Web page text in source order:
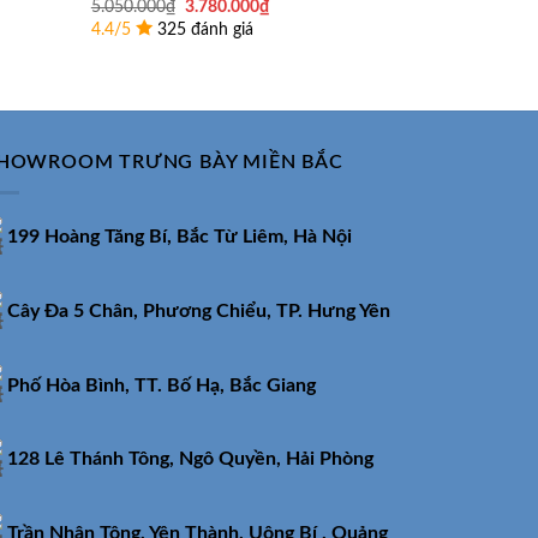
5.050.000₫ Giá
gốc
là:
3.780.000₫
4.4/5 325 đánh giá
TRƯNG BÀY MIỀN BẮC
199 Hoàng Tăng Bí, Bắc Từ Liêm, Hà Nội
Cây Đa 5 Chân, Phương Chiểu, TP. Hưng Yên
Phố Hòa Bình, TT. Bố Hạ, Bắc Giang
128 Lê Thánh Tông, Ngô Quyền, Hải Phòng
Trần Nhân Tông, Yên Thành, Uông Bí , Quảng